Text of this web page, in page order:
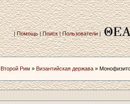
|Помощь|Поиск|Пользователи|
Второй Рим » Византийская держава»